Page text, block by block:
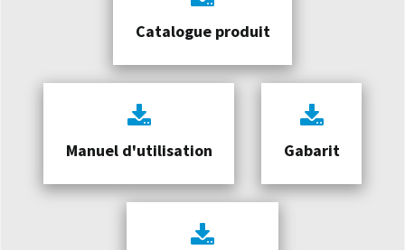
Catalogue produit
Manuel d'utilisation Gabarit